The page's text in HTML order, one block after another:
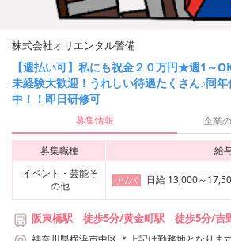
株式会社オリエンタル警備
【週払い可】私にも祝金２０万円★週1～
未経験大歓迎！うれしい待遇たくさん♪同年
中！！即日研修可
募集情報 企業
募集職種
給
イベント・芸能そ
の他
ア/パ 日給 13,000～
阪東橋駅 徒歩5分/黄金町駅 徒歩5分/吉